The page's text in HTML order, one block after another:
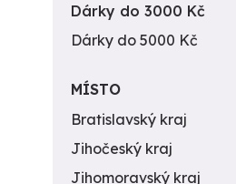
Dárky do 3000 Kč
Dárky do 5000 Kč
MÍSTO
Bratislavský kraj
Jihočeský kraj
Jihomoravský kraj